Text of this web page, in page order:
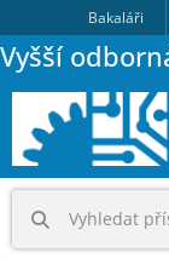
Bakaláři
Vyšší